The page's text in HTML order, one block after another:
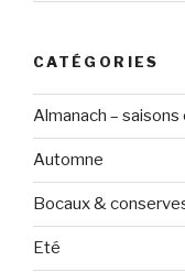
CATÉGORIES
Almanach – saisons
Automne
Bocaux &
Eté